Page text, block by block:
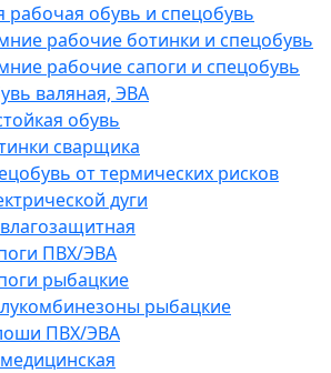
рабочая обувь и спецобувь
рабочие ботинки и спецобувь
рабочие сапоги и спецобувь
валяная, ЭВА
обувь
сварщика
от термических рисков
дуги
ПВХ/ЭВА
рыбацкие
рыбацкие
ПВХ/ЭВА